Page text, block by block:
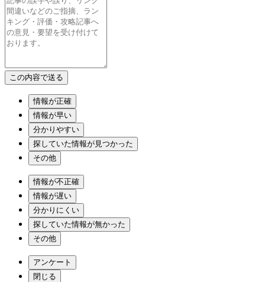
情報が正確
情報が早い
分かりやすい
探していた情報が見つかった
その他
情報が不正確
情報が遅い
分かりにくい
探していた情報が無かった
その他
アンケート
閉じる